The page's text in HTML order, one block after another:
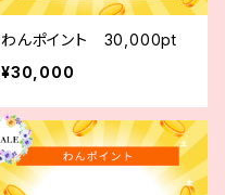
わんポイント 30,000pt
¥30,000